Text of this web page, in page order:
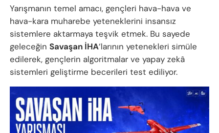
Yarışmanın temel amacı, gençleri hava-hava ve
hava-kara muharebe yeteneklerini insansız
sistemlere aktarmaya teşvik etmek. Bu sayede
geleceğin Savaşan İHA‘larının yetenekleri simüle
edilerek, gençlerin algoritmalar ve yapay zekâ
sistemleri geliştirme becerileri test ediliyor.